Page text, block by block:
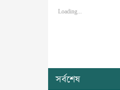
Loading...
সর্বশেষ